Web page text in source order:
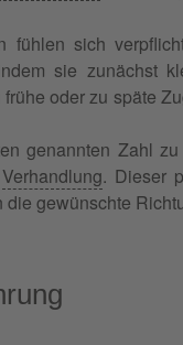
sich
sie zunächst
oder zu späte
genannten Zahl
Verhandlung. Dieser
gewünschte